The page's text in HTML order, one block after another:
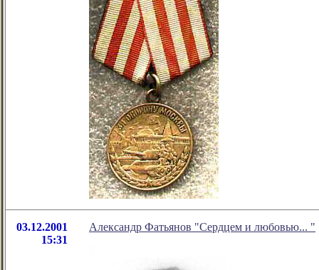
03.12.2001
15:31
Александр Фатьянов "Сердцем и любовью... "